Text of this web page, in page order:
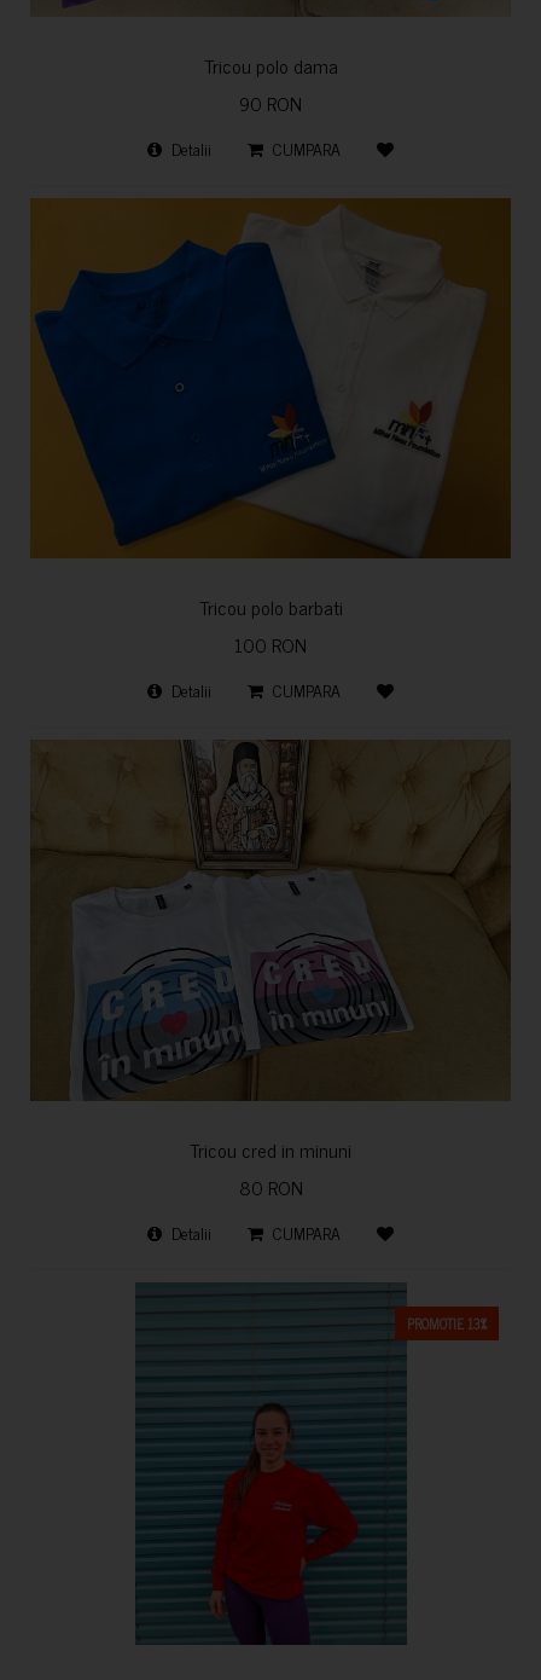
Tricou polo dama
90 RON
Detalii CUMPARA
Tricou polo barbati
100 RON
Detalii CUMPARA
Tricou cred in minuni
80 RON
Detalii CUMPARA
PROMOTIE 13%